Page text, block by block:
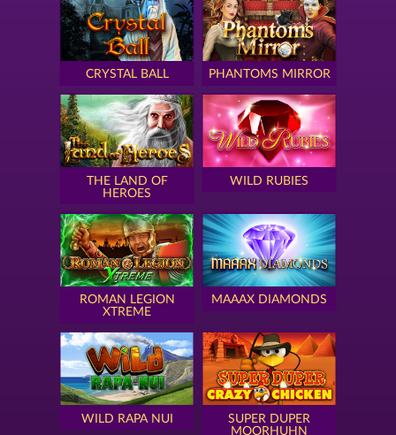
CRYSTAL BALL PHANTOMS MIRROR
THE LAND OF
HEROES
WILD RUBIES
ROMAN LEGION
XTREME
MAAAX DIAMONDS
WILD RAPA NUI
SUPER DUPER
MOORHUHN